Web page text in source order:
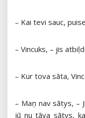
– Kai tevi sauc,
– Vincuks, – jis
– Kur tova sāta,
– Maņ nav sātys, –
jū nu tāva sātys,